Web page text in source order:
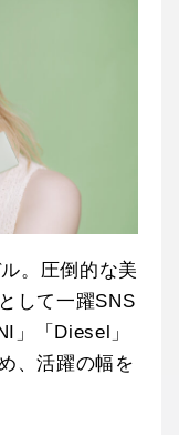
。圧倒的な美
して一躍SNS
」「Diesel」
、活躍の幅を